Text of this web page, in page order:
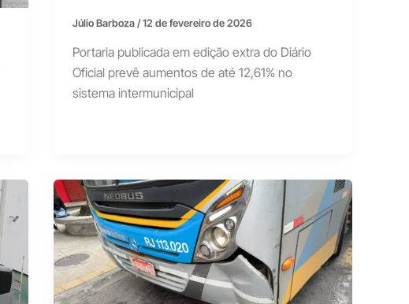
Júlio Barboza/12 de fevereiro de 2026
Portaria publicada em edição extra do Diário
Oficial prevê aumentos de até 12,61% no
sistema intermunicipal